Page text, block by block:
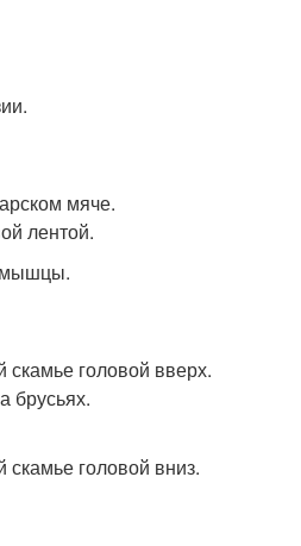
мяче.
лентой.
мышцы.
головой вверх.
брусьях.
головой вниз.